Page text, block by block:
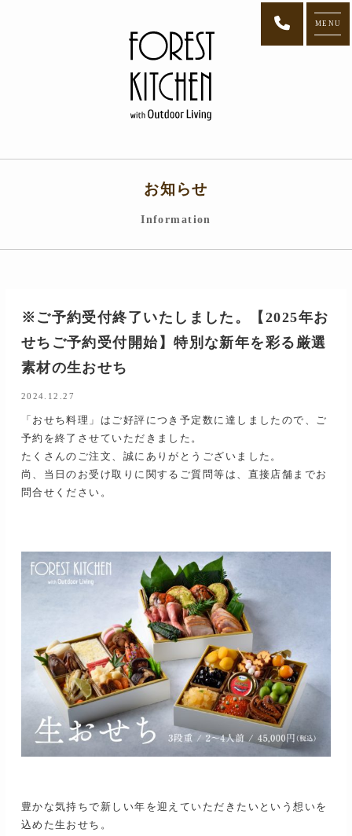
MENU
お知らせ
Information
※ご予約受付終了いたしました。【2025年お
せちご予約受付開始】特別な新年を彩る厳選
素材の生おせち
2024.12.27
「おせち料理」はご好評につき予定数に達しましたので、ご
予約を終了させていただきました。
たくさんのご注文、誠にありがとうございました。
尚、当日のお受け取りに関するご質問等は、直接店舗までお
問合せください。
豊かな気持ちで新しい年を迎えていただきたいという想いを
込めた生おせち。